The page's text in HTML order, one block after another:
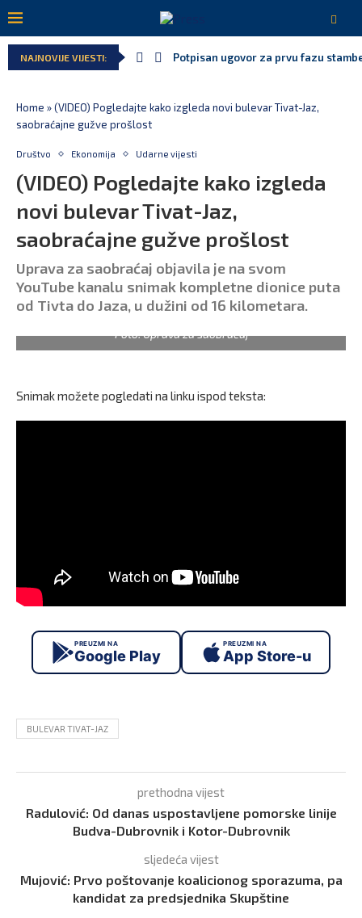
NAJNOVIJE VIJESTI: Potpisan ugovor za prvu fazu
Home »(VIDEO) Pogledajte kako izgleda novi bulevar Tivat-Jaz,
saobraćajne gužve prošlost
Društvo Ekonomija Udarne vijesti
(VIDEO) Pogledajte kako izgleda
novi bulevar Tivat-Jaz,
saobraćajne gužve prošlost
Uprava za saobraćaj objavila je na svom
YouTube kanalu snimak kompletne dionice puta
od Tivta do Jaza, u dužini od 16 kilometara.
Foto: Uprava za saobraćaj
Snimak možete pogledati na linku ispod teksta:
PREUZMI NA
Google Play
PREUZMI NA
App Store-u
BULEVAR TIVAT-JAZ
prethodna vijest
Radulović: Od danas uspostavljene pomorske linije
Budva-Dubrovnik i Kotor-Dubrovnik
sljedeća vijest
Mujović: Prvo poštovanje koalicionog sporazuma, pa
kandidat za predsjednika Skupštine